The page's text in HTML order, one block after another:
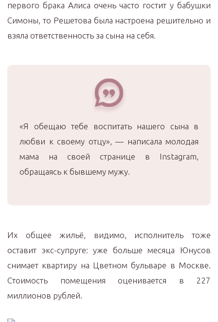
первого брака Алиса очень часто гостит у бабушки
Симоны, то Решетова была настроена решительно и
взяла ответственность за сына на себя.
«Я обещаю тебе воспитать нашего сына в
любви к своему отцу», — написала молодая
мама на своей странице в Instagram,
обращаясь к бывшему мужу.
Их общее жильё, видимо, исполнитель тоже
оставит экс-супруге: уже больше месяца Юнусов
снимает квартиру на Цветном бульваре в Москве.
Стоимость помещения оценивается в 227
миллионов рублей.